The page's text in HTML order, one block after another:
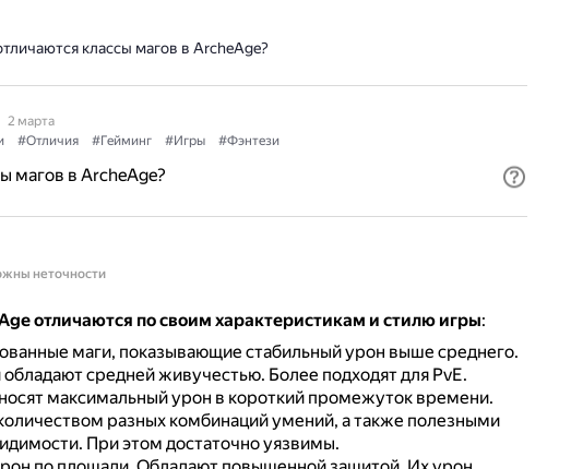
классы магов в ArcheAge?
2 марта
#Отличия #Гейминг #Игры #Фэнтези
магов в ArcheAge?
неточности
отличаются по своим характеристикам и стилю игры:
маги, показывающие стабильный урон выше среднего.
средней живучестью. Более подходят для PvE.
максимальный урон в короткий промежуток времени.
разных комбинаций умений, а также полезными
При этом достаточно уязвимы.